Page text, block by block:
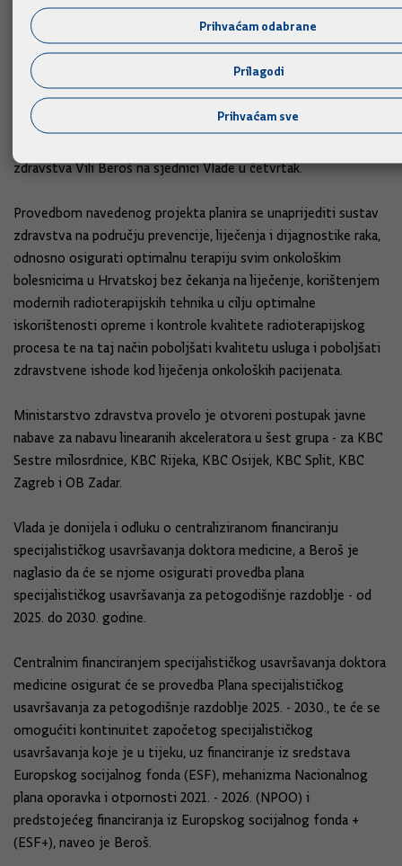
iznosu od 55.411.558,75 eura.
"Radi se o povijesnoj nabavi ove vrste uređaja i druge
potrebne opreme za koju je iz Mehanizma za oporavak i
otpornost osigurano čak 85 milijuna eura, a koje će nas
približiti europskom prosjeku glede broja linearanih
zdravstva Vili Beroš na sjednici Vlade u četvrtak.
Provedbom navedenog projekta planira se unaprijediti sustav
zdravstva na području prevencije, liječenja i dijagnostike raka,
odnosno osigurati optimalnu terapiju svim onkološkim
bolesnicima u Hrvatskoj bez čekanja na liječenje, korištenjem
modernih radioterapijskih tehnika u cilju optimalne
iskorištenosti opreme i kontrole kvalitete radioterapijskog
procesa te na taj način poboljšati kvalitetu usluga i poboljšati
zdravstvene ishode kod liječenja onkoloških pacijenata.
Ministarstvo zdravstva provelo je otvoreni postupak javne
nabave za nabavu linearanih akceleratora u šest grupa - za KBC
Sestre milosrdnice, KBC Rijeka, KBC Osijek, KBC Split, KBC
Zagreb i OB Zadar.
Vlada je donijela i odluku o centraliziranom financiranju
specijalističkog usavršavanja doktora medicine, a Beroš je
naglasio da će se njome osigurati provedba plana
specijalističkog usavršavanja za petogodišnje razdoblje - od
2025. do 2030. godine.
Centralnim financiranjem specijalističkog usavršavanja doktora
medicine osigurat će se provedba Plana specijalističkog
usavršavanja za petogodišnje razdoblje 2025. - 2030., te će se
omogućiti kontinuitet započetog specijalističkog
usavršavanja koje je u tijeku, uz financiranje iz sredstava
Europskog socijalnog fonda (ESF), mehanizma Nacionalnog
plana oporavka i otpornosti 2021. - 2026. (NPOO) i
predstojećeg financiranja iz Europskog socijalnog fonda +
(ESF+), naveo je Beroš.
Prihvaćam odabrane
Prilagodi
Prihvaćam sve